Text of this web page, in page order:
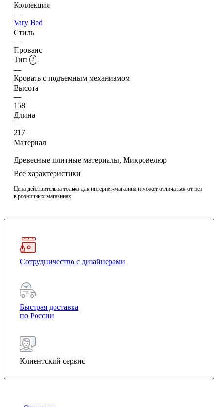
Коллекция
—
Vary Bed
Стиль
—
Прованс
Тип
?
—
Кровать с подъемным механизмом
Высота
—
158
Длина
—
217
Материал
—
Древесные плитные материалы, Микровелюр
Все характеристики
Цена действительна только для интернет-магазина и может отличаться от цен
в розничных магазинах
Сотрудничество с дизайнерами
Быстрая доставка
по России
Клиентский сервис